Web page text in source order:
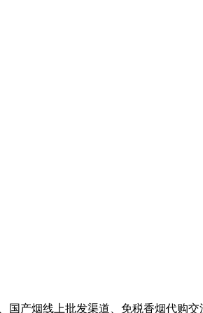
产烟线上批发渠道、免税香烟代购交